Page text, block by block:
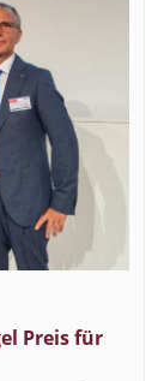
Preis für